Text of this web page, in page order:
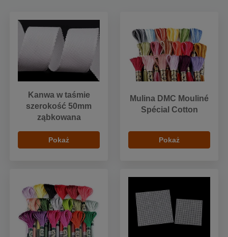
Kanwa w taśmie
szerokość 50mm
ząbkowana
Pokaż
Mulina DMC Mouliné
Spécial Cotton
Pokaż